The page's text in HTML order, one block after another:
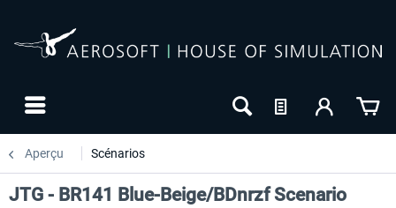
Aperçu Scénarios
JTG - BR141 Blue-Beige/BDnrzf Scenario